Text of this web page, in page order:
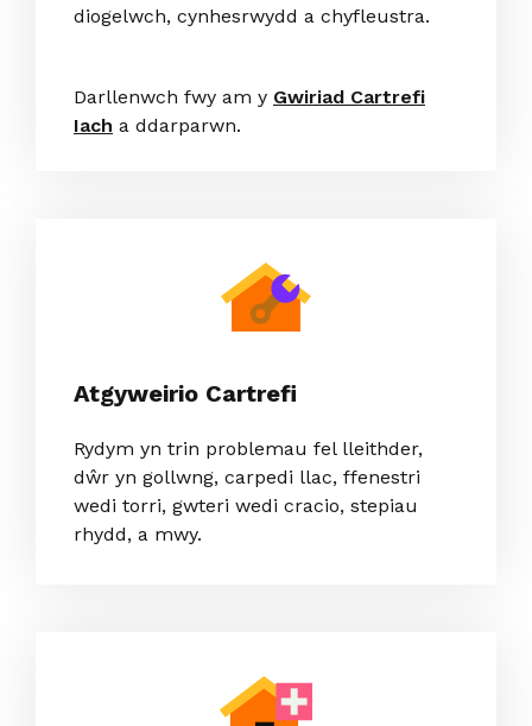
diogelwch, cynhesrwydd a chyfleustra.
Darllenwch fwy am y Gwiriad Cartrefi
Iach a ddarparwn.
Atgyweirio Cartrefi
Rydym yn trin problemau fel lleithder,
dŵr yn gollwng, carpedi llac, ffenestri
wedi torri, gwteri wedi cracio, stepiau
rhydd, a mwy.